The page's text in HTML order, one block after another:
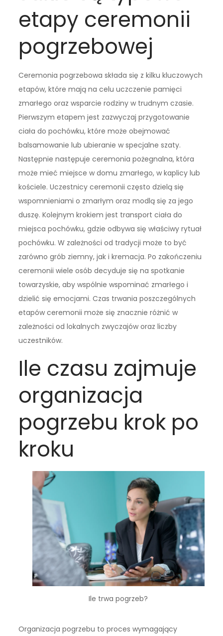
etapy ceremonii
pogrzebowej
Ceremonia pogrzebowa składa się z kilku kluczowych
etapów, które mają na celu uczczenie pamięci
zmarłego oraz wsparcie rodziny w trudnym czasie.
Pierwszym etapem jest zazwyczaj przygotowanie
ciała do pochówku, które może obejmować
balsamowanie lub ubieranie w specjalne szaty.
Następnie następuje ceremonia pożegnalna, która
może mieć miejsce w domu zmarłego, w kaplicy lub
kościele. Uczestnicy ceremonii często dzielą się
wspomnieniami o zmarłym oraz modlą się za jego
duszę. Kolejnym krokiem jest transport ciała do
miejsca pochówku, gdzie odbywa się właściwy rytuał
pochówku. W zależności od tradycji może to być
zarówno grób ziemny, jak i kremacja. Po zakończeniu
ceremonii wiele osób decyduje się na spotkanie
towarzyskie, aby wspólnie wspominać zmarłego i
dzielić się emocjami. Czas trwania poszczególnych
etapów ceremonii może się znacznie różnić w
zależności od lokalnych zwyczajów oraz liczby
uczestników.
Ile czasu zajmuje
organizacja
pogrzebu krok po
kroku
Ile trwa pogrzeb?
Organizacja pogrzebu to proces wymagający